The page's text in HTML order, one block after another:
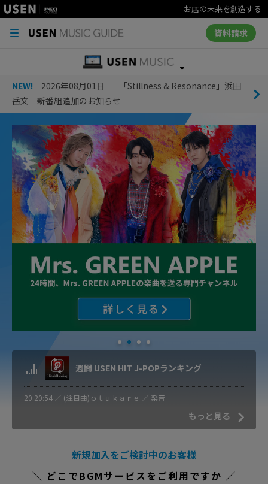
お店の未来を創造する
資料請求
NEW! 2026年08月01日
「Stillness & Resonance」浜田
岳文｜新番組追加のお知らせ
週間 USEN HIT J-POPランキング
／ (注目曲)ｏｔｕｋａｒｅ ／ 楽音
もっと見る
新規加入をご検討中のお客様
＼ どこでBGMサービスをご利用ですか ／